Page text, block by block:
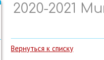
2020-2021
Вернуться к списку